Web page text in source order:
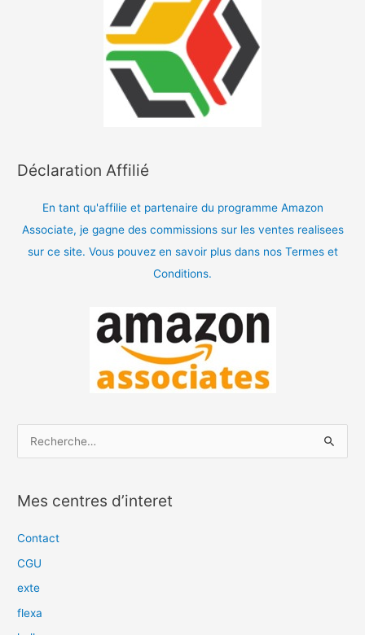
Déclaration Affilié
En tant qu'affilie et partenaire du programme Amazon
Associate, je gagne des commissions sur les ventes realisees
sur ce site. Vous pouvez en savoir plus dans nos Termes et
Conditions.
h
e
e
Mes centres d’interet
Contact
CGU
exte
flexa